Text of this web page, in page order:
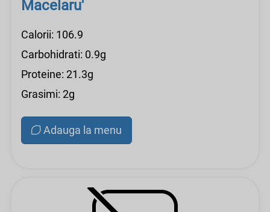
Macelaru'
Calorii: 106.9
Carbohidrati: 0.9g
Proteine: 21.3g
Grasimi: 2g
Adauga la menu